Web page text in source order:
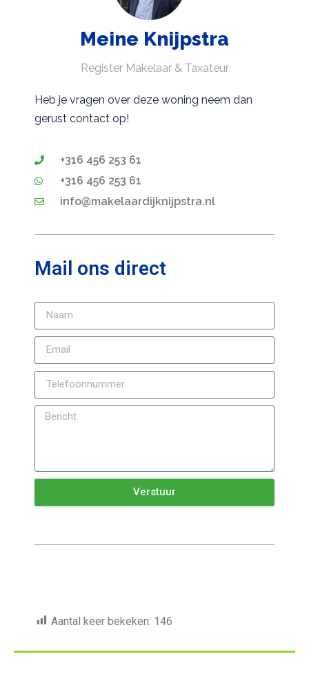
Meine Knijpstra
Register Makelaar & Taxateur
Heb je vragen over deze woning neem dan
gerust contact op!
+316 456 253 61
+316 456 253 61
info@makelaardijknijpstra.nl
Mail ons direct
Verstuur
Aantal keer bekeken: 146